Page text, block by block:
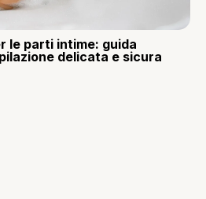
le parti intime: guida
delicata e sicura